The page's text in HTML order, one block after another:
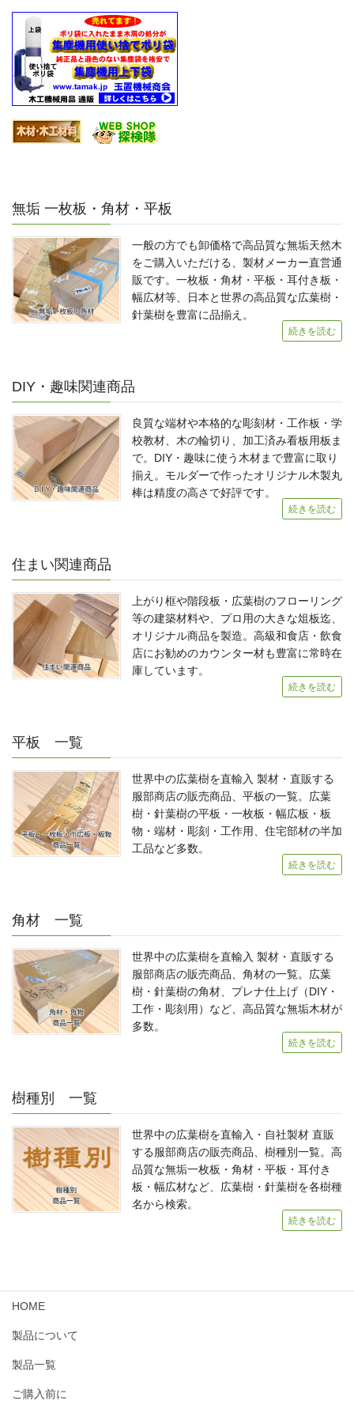
無垢 一枚板・角材・平板
一般の方でも卸価格で高品質な無垢天然木
をご購入いただける、製材メーカー直営通
販です。一枚板・角材・平板・耳付き板・
幅広材等、日本と世界の高品質な広葉樹・
針葉樹を豊富に品揃え。
続きを読む
DIY・趣味関連商品
良質な端材や本格的な彫刻材・工作板・学
校教材、木の輪切り、加工済み看板用板ま
で。DIY・趣味に使う木材まで豊富に取り
揃え。モルダーで作ったオリジナル木製丸
棒は精度の高さで好評です。
続きを読む
住まい関連商品
上がり框や階段板・広葉樹のフローリング
等の建築材料や、プロ用の大きな俎板迄、
オリジナル商品を製造。高級和食店・飲食
店にお勧めのカウンター材も豊富に常時在
庫しています。
続きを読む
平板 一覧
世界中の広葉樹を直輸入 製材・直販する
服部商店の販売商品、平板の一覧。広葉
樹・針葉樹の平板・一枚板・幅広板・板
物・端材・彫刻・工作用、住宅部材の半加
工品など多数。
続きを読む
角材 一覧
世界中の広葉樹を直輸入 製材・直販する
服部商店の販売商品、角材の一覧。広葉
樹・針葉樹の角材、プレナ仕上げ（DIY・
工作・彫刻用）など、高品質な無垢木材が
多数。
続きを読む
樹種別 一覧
世界中の広葉樹を直輸入・自社製材 直販
する服部商店の販売商品、樹種別一覧。高
品質な無垢一枚板・角材・平板・耳付き
板・幅広材など、広葉樹・針葉樹を各樹種
名から検索。
続きを読む
HOME
製品について
製品一覧
ご購入前に